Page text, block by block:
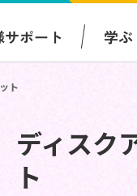
サポート 学ぶ
ト
ディスク
ト